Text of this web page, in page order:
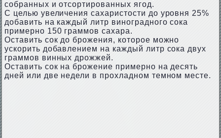
собранных и отсортированных ягод.
С целью увеличения сахаристости до уровня 25%
добавить на каждый литр виноградного сока
примерно 150 граммов сахара.
Оставить сок до брожения, которое можно
ускорить добавлением на каждый литр сока двух
граммов винных дрожжей.
Оставить сок на брожение примерно на десять
дней или две недели в прохладном темном месте.